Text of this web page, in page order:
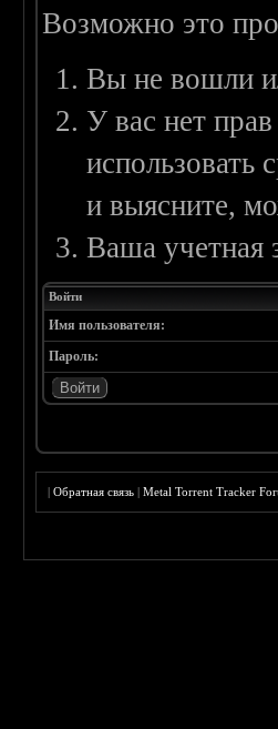
Возможно это
Вы не вошли
У вас нет
использовать
и выясните,
Ваша учетная
Войти
Имя пользователя:
Пароль:
|Обратная связь |Metal Torrent Tracker